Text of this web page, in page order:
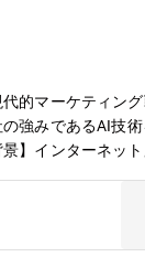
的マーケティ
強みであるAI技
】インターネッ
グ戦略を設計し
ット広告業界を
ショナルを目指